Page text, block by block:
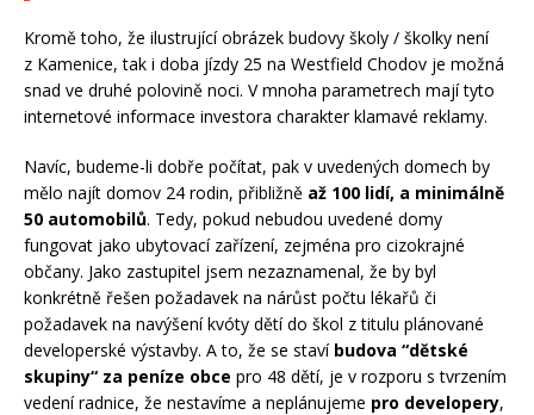
Kromě toho, že ilustrující obrázek budovy školy / školky není
z Kamenice, tak i doba jízdy 25 na Westfield Chodov je možná
snad ve druhé polovině noci. V mnoha parametrech mají tyto
internetové informace investora charakter klamavé reklamy.
Navíc, budeme-li dobře počítat, pak v uvedených domech by
mělo najít domov 24 rodin, přibližně až 100 lidí, a minimálně
50 automobilů. Tedy, pokud nebudou uvedené domy
fungovat jako ubytovací zařízení, zejména pro cizokrajné
občany. Jako zastupitel jsem nezaznamenal, že by byl
konkrétně řešen požadavek na nárůst počtu lékařů či
požadavek na navýšení kvóty dětí do škol z titulu plánované
developerské výstavby. A to, že se staví budova “dětské
skupiny“ za peníze obce pro 48 dětí, je v rozporu s tvrzením
vedení radnice, že nestavíme a neplánujeme pro developery,